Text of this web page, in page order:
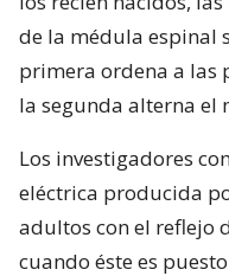
de la médula espinal
primera ordena a las
la segunda alterna el
Los investigadores
eléctrica producida
adultos con el reflejo
cuando éste es